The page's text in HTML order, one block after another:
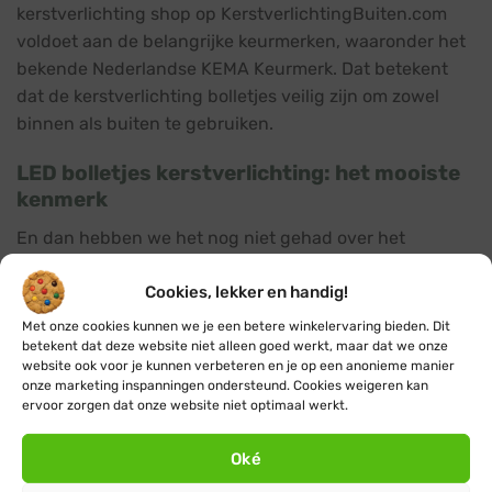
Cookies, lekker en handig!
Met onze cookies kunnen we je een betere winkelervaring bieden. Dit
betekent dat deze website niet alleen goed werkt, maar dat we onze
website ook voor je kunnen verbeteren en je op een anonieme manier
onze marketing inspanningen ondersteund. Cookies weigeren kan
ervoor zorgen dat onze website niet optimaal werkt.
Oké
kerstverlichting shop op KerstverlichtingBuiten.com
voldoet aan de belangrijke keurmerken, waaronder het
bekende Nederlandse KEMA Keurmerk. Dat betekent
dat de kerstverlichting bolletjes veilig zijn om zowel
binnen als buiten te gebruiken.
LED bolletjes kerstverlichting: het mooiste
kenmerk
En dan hebben we het nog niet gehad over het
fijnste kenmerk van deze kerstverlichting bolletjes. De
bolletjes kerstlampjes op al deze snoeren zijn namelijk
voorzien van moderne energiezuinige LED lichtjes.
Moderne techniek en ouderwetse tradities gaan wel
degelijk samen, dat bewijzen deze kerstlampjes.